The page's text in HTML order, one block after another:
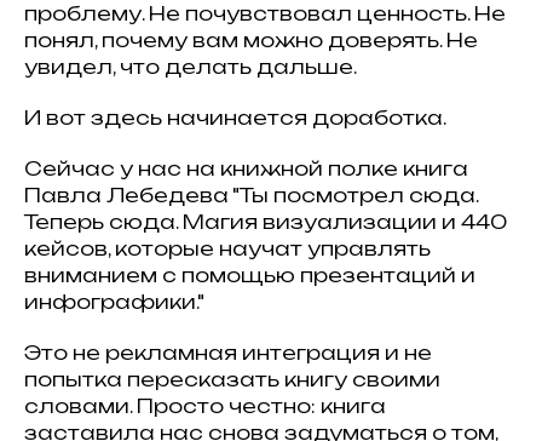
проблему. Не почувствовал ценность. Не
понял, почему вам можно доверять. Не
увидел, что делать дальше.
И вот здесь начинается доработка.
Сейчас у нас на книжной полке книга
Павла Лебедева "Ты посмотрел сюда.
Теперь сюда. Магия визуализации и 440
кейсов, которые научат управлять
вниманием с помощью презентаций и
инфографики."
Это не рекламная интеграция и не
попытка пересказать книгу своими
словами. Просто честно: книга
заставила нас снова задуматься о том,